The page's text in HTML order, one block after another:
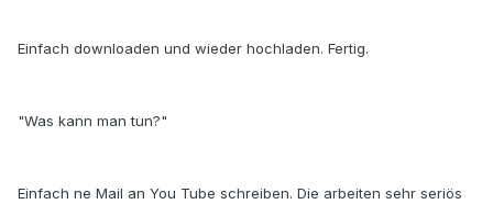
Einfach downloaden und wieder hochladen. Fertig.
"Was kann man tun?"
Einfach ne Mail an You Tube schreiben. Die arbeiten sehr seriös